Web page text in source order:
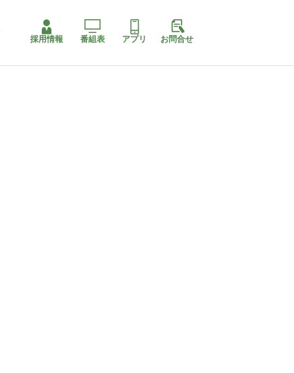
採用情報 番組表 アプリ お問合せ